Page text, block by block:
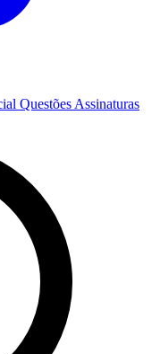
Questões Assinaturas